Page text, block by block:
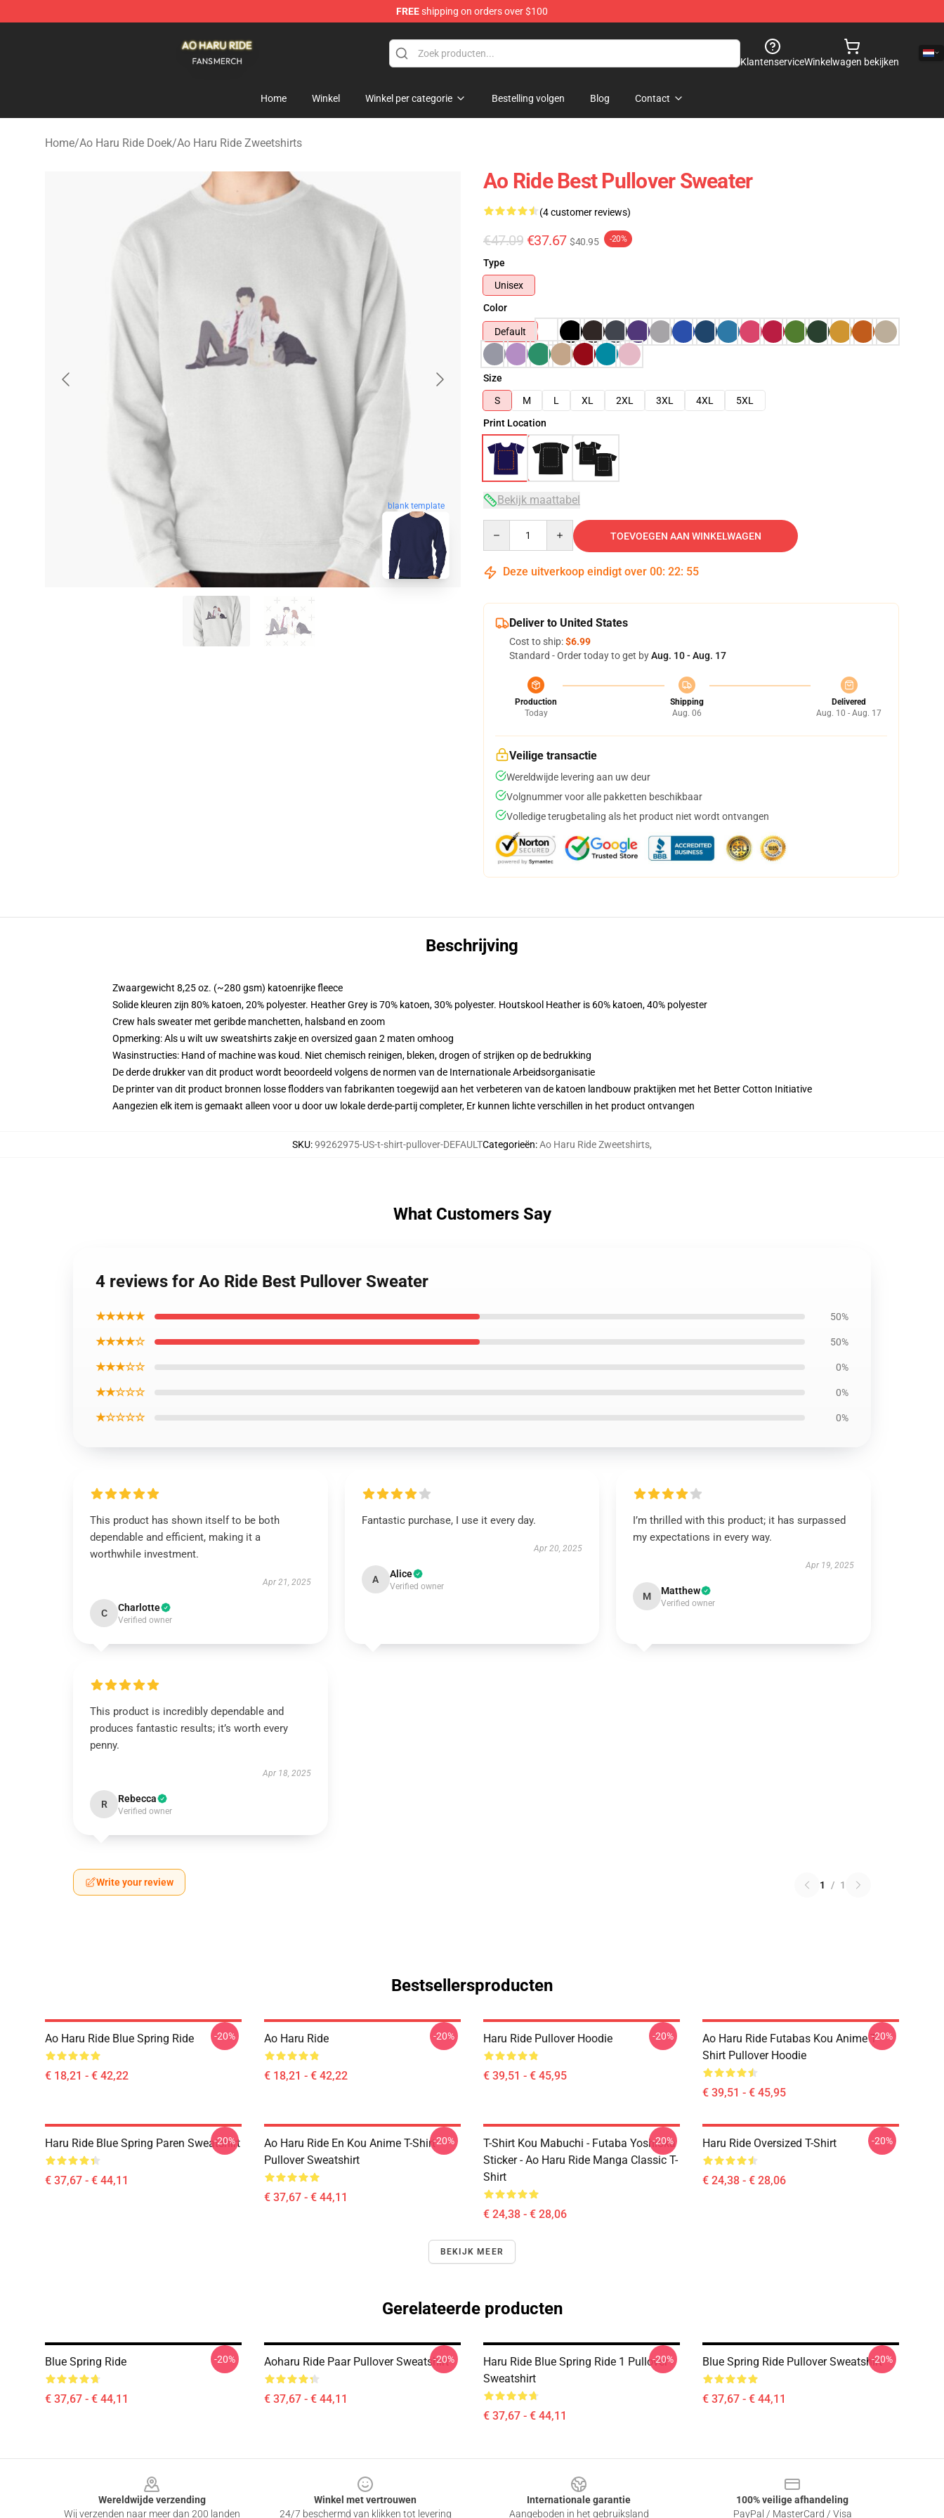
FREEshipping on orders over $100
KlantenserviceWinkelwagen bekijken
Home Winkel Winkel per categorie Bestelling volgen Blog Contact
Home/Ao Haru Ride Doek/Ao Haru Ride Zweetshirts
blank template
Ao Ride Best Pullover Sweater
(4 customer reviews)
€47.09 €37.67 $40.95 -20%
Type
Unisex
Color
Default
Size
S
M L XL 2XL 3XL 4XL
5XL
Print Location
Bekijk maattabel
TOEVOEGEN AAN WINKELWAGEN
Deze uitverkoop eindigt over 00: 22: 54
Deliver to United States
Cost to ship:$6.99
Standard - Order today to get byAug. 10 - Aug. 17
Production
Today
Shipping
Aug. 06
Delivered
Aug. 10 - Aug. 17
Veilige transactie
Wereldwijde levering aan uw deur
Volgnummer voor alle pakketten beschikbaar
Volledige terugbetaling als het product niet wordt ontvangen
Beschrijving
Zwaargewicht 8,25 oz. (~280 gsm) katoenrijke fleece
Solide kleuren zijn 80% katoen, 20% polyester. Heather Grey is 70% katoen, 30% polyester. Houtskool Heather is 60% katoen, 40% polyester
Crew hals sweater met geribde manchetten, halsband en zoom
Opmerking: Als u wilt uw sweatshirts zakje en oversized gaan 2 maten omhoog
Wasinstructies: Hand of machine was koud. Niet chemisch reinigen, bleken, drogen of strijken op de bedrukking
De derde drukker van dit product wordt beoordeeld volgens de normen van de Internationale Arbeidsorganisatie
De printer van dit product bronnen losse flodders van fabrikanten toegewijd aan het verbeteren van de katoen landbouw praktijken met het Better Cotton Initiative
Aangezien elk item is gemaakt alleen voor u door uw lokale derde-partij completer, Er kunnen lichte verschillen in het product ontvangen
SKU:99262975-US-t-shirt-pullover-DEFAULTCategorieën:Ao Haru Ride Zweetshirts,
What Customers Say
4 reviews for Ao Ride Best Pullover Sweater
★★★★★ 50%
★★★★☆ 50%
★★★☆☆ 0%
★★☆☆☆ 0%
★☆☆☆☆ 0%
This product has shown itself to be both
dependable and efficient, making it a
worthwhile investment.
Apr 21, 2025
C Charlotte
Verified owner
Fantastic purchase, I use it every day.
Apr 20, 2025
A Alice
Verified owner
I’m thrilled with this product; it has surpassed
my expectations in every way.
Apr 19, 2025
M Matthew
Verified owner
This product is incredibly dependable and
produces fantastic results; it’s worth every
penny.
Apr 18, 2025
R Rebecca
Verified owner
Write your review 1 / 1
Bestsellersproducten
Ao Haru Ride Blue Spring Ride
€ 18,21 - € 42,22
-20% Ao Haru Ride
€ 18,21 - € 42,22
-20% Haru Ride Pullover Hoodie
€ 39,51 - € 45,95
-20%
Ao Haru Ride Futabas Kou Anime T-
Shirt Pullover Hoodie
€ 39,51 - € 45,95
-20%
Haru Ride Blue Spring Paren Sweatshirt
€ 37,67 - € 44,11
-20%
Ao Haru Ride En Kou Anime T-Shirt
Pullover Sweatshirt
€ 37,67 - € 44,11
-20%
T-Shirt Kou Mabuchi - Futaba Yoshioka
Sticker - Ao Haru Ride Manga Classic T-
Shirt
€ 24,38 - € 28,06
-20% Haru Ride Oversized T-Shirt
€ 24,38 - € 28,06
-20%
BEKIJK MEER
Gerelateerde producten
Blue Spring Ride
€ 37,67 - € 44,11
-20% Aoharu Ride Paar Pullover Sweatshirt
€ 37,67 - € 44,11
-20%
Haru Ride Blue Spring Ride 1 Pullover
Sweatshirt
€ 37,67 - € 44,11
-20% Blue Spring Ride Pullover Sweatshirt
€ 37,67 - € 44,11
-20%
Wereldwijde verzending
Wij verzenden naar meer dan 200 landen
Winkel met vertrouwen
24/7 beschermd van klikken tot levering
Internationale garantie
Aangeboden in het gebruiksland
100% veilige afhandeling
PayPal / MasterCard / Visa